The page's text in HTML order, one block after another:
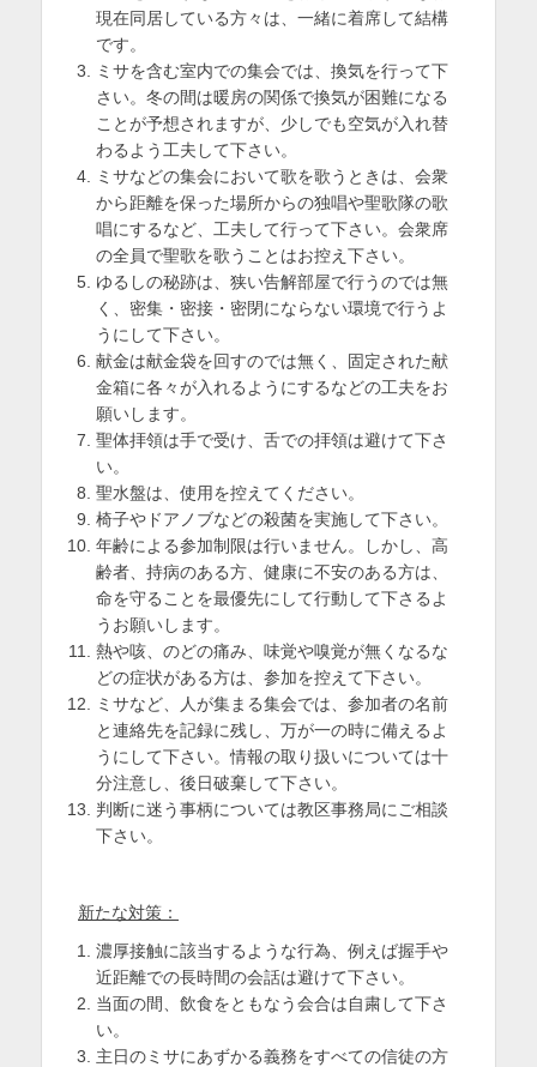
現在同居している方々は、一緒に着席して結構
です。
ミサを含む室内での集会では、換気を行って下
さい。冬の間は暖房の関係で換気が困難になる
ことが予想されますが、少しでも空気が入れ替
わるよう工夫して下さい。
ミサなどの集会において歌を歌うときは、会衆
から距離を保った場所からの独唱や聖歌隊の歌
唱にするなど、工夫して行って下さい。会衆席
の全員で聖歌を歌うことはお控え下さい。
ゆるしの秘跡は、狭い告解部屋で行うのでは無
く、密集・密接・密閉にならない環境で行うよ
うにして下さい。
献金は献金袋を回すのでは無く、固定された献
金箱に各々が入れるようにするなどの工夫をお
願いします。
聖体拝領は手で受け、舌での拝領は避けて下さ
い。
聖水盤は、使用を控えてください。
椅子やドアノブなどの殺菌を実施して下さい。
年齢による参加制限は行いません。しかし、高
齢者、持病のある方、健康に不安のある方は、
命を守ることを最優先にして行動して下さるよ
うお願いします。
熱や咳、のどの痛み、味覚や嗅覚が無くなるな
どの症状がある方は、参加を控えて下さい。
ミサなど、人が集まる集会では、参加者の名前
と連絡先を記録に残し、万が一の時に備えるよ
うにして下さい。情報の取り扱いについては十
分注意し、後日破棄して下さい。
判断に迷う事柄については教区事務局にご相談
下さい。
新たな対策：
濃厚接触に該当するような行為、例えば握手や
近距離での長時間の会話は避けて下さい。
当面の間、飲食をともなう会合は自粛して下さ
い。
主日のミサにあずかる義務をすべての信徒の方